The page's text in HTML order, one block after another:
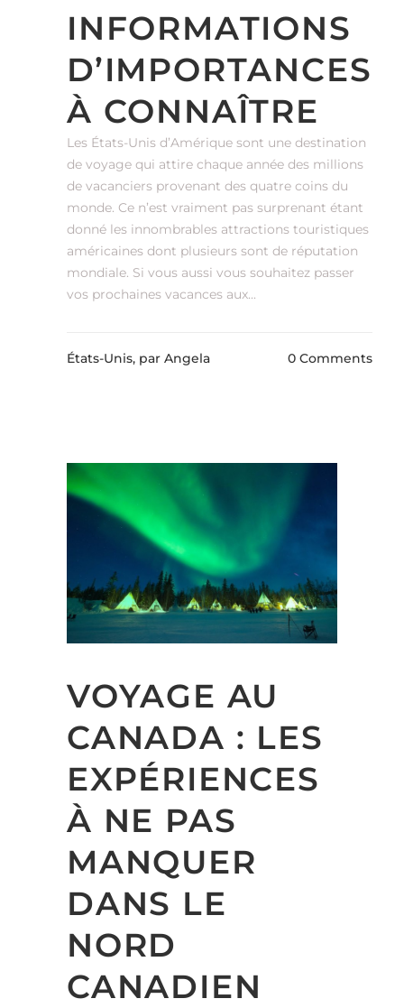
INFORMATIONS
D’IMPORTANCES
À CONNAÎTRE
Les États-Unis d’Amérique sont une destination
de voyage qui attire chaque année des millions
de vacanciers provenant des quatre coins du
monde. Ce n’est vraiment pas surprenant étant
donné les innombrables attractions touristiques
américaines dont plusieurs sont de réputation
mondiale. Si vous aussi vous souhaitez passer
vos prochaines vacances aux...
États-Unis, par Angela 0 Comments
VOYAGE AU
CANADA : LES
EXPÉRIENCES
À NE PAS
MANQUER
DANS LE
NORD
CANADIEN